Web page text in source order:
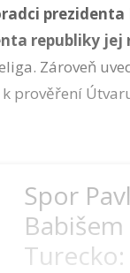
republiky jej
Zároveň
prověření
Spor
Babišem